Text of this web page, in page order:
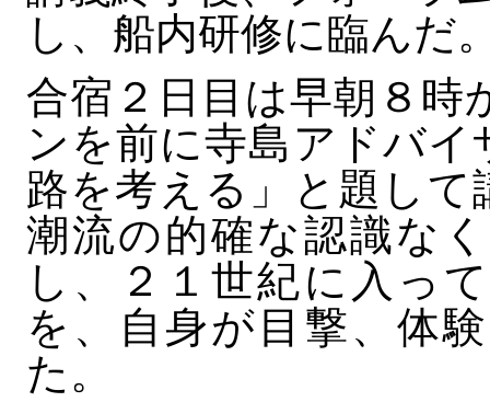
し、船内研修に臨んだ
合宿２日目は早朝８時
ンを前に寺島アドバ
路を考える」と題し
潮流の的確な認識な
し、２１世紀に入っ
を、自身が目撃、体
た。